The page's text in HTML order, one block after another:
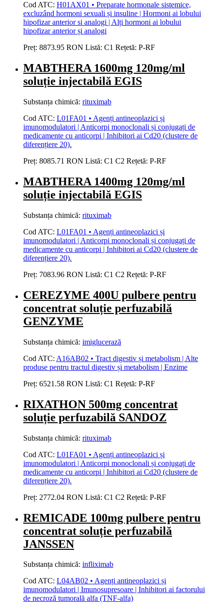
Cod ATC: H01AX01 • Preparate hormonale sistemice,
excluzând hormoni sexuali și insuline | Hormoni ai lobului
hipofizar anterior si analogi | Alți hormoni ai lobului
hipofizar anterior și analogi
Preț: 8873.95 RON Listă: C1 Rețetă: P-RF
MABTHERA 1600mg 120mg/ml
soluție injectabilă EGIS
Substanța chimică: rituximab
Cod ATC: L01FA01 • Agenți antineoplazici și
imunomodulatori | Anticorpi monoclonali și conjugați de
medicamente cu anticorpi | Inhibitori ai Cd20 (clustere de
diferențiere 20).
Preț: 8085.71 RON Listă: C1 C2 Rețetă: P-RF
MABTHERA 1400mg 120mg/ml
soluție injectabilă EGIS
Substanța chimică: rituximab
Cod ATC: L01FA01 • Agenți antineoplazici și
imunomodulatori | Anticorpi monoclonali și conjugați de
medicamente cu anticorpi | Inhibitori ai Cd20 (clustere de
diferențiere 20).
Preț: 7083.96 RON Listă: C1 C2 Rețetă: P-RF
CEREZYME 400U pulbere pentru
concentrat soluție perfuzabilă
GENZYME
Substanța chimică: imiglucerază
Cod ATC: A16AB02 • Tract digestiv și metabolism | Alte
produse pentru tractul digestiv și metabolism | Enzime
Preț: 6521.58 RON Listă: C1 Rețetă: P-RF
RIXATHON 500mg concentrat
soluție perfuzabilă SANDOZ
Substanța chimică: rituximab
Cod ATC: L01FA01 • Agenți antineoplazici și
imunomodulatori | Anticorpi monoclonali și conjugați de
medicamente cu anticorpi | Inhibitori ai Cd20 (clustere de
diferențiere 20).
Preț: 2772.04 RON Listă: C1 C2 Rețetă: P-RF
REMICADE 100mg pulbere pentru
concentrat soluție perfuzabilă
JANSSEN
Substanța chimică: infliximab
Cod ATC: L04AB02 • Agenți antineoplazici și
imunomodulatori | Imunosupresoare | Inhibitori ai factorului
de necroză tumorală alfa (TNF-alfa)